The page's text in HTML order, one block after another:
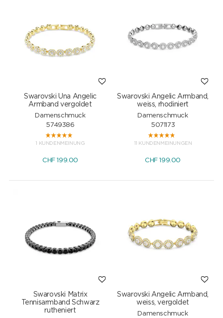
Swarovski Una Angelic
Armband vergoldet
Damenschmuck
5749386
1 KUNDENMEINUNG
CHF 199.00
Swarovski Angelic Armband,
weiss, rhodiniert
Damenschmuck
5071173
11 KUNDENMEINUNGEN
CHF 199.00
Swarovski Matrix
Tennisarmband Schwarz
rutheniert
Swarovski Angelic Armband,
weiss, vergoldet
Damenschmuck